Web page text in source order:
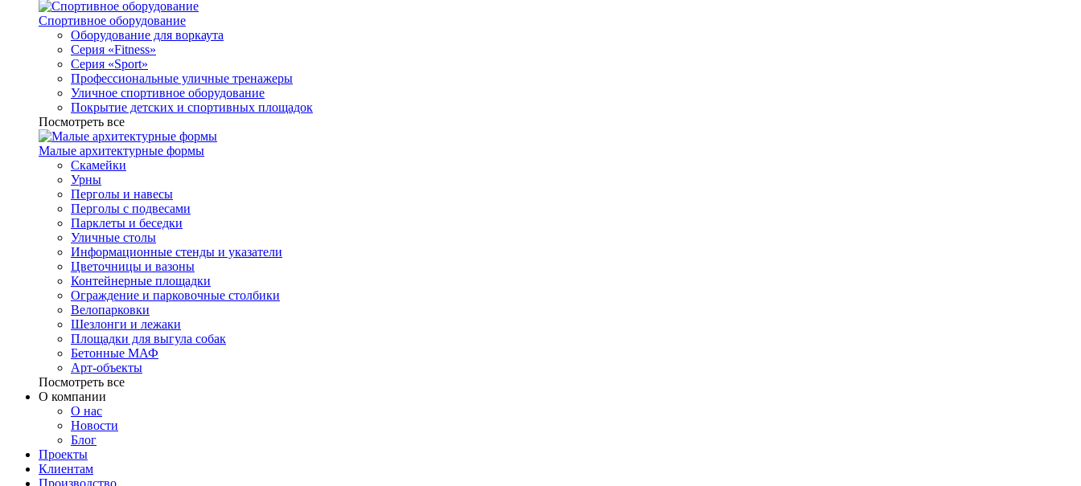
Спортивное оборудование
Оборудование для воркаута
Серия «Fitness»
Серия «Sport»
Профессиональные уличные тренажеры
Уличное спортивное оборудование
Покрытие детских и спортивных площадок
Посмотреть все
Малые архитектурные формы
Скамейки
Урны
Перголы и навесы
Перголы с подвесами
Парклеты и беседки
Уличные столы
Информационные стенды и указатели
Цветочницы и вазоны
Контейнерные площадки
Ограждение и парковочные столбики
Велопарковки
Шезлонги и лежаки
Площадки для выгула собак
Бетонные МАФ
Арт-объекты
Посмотреть все
О компании
О нас
Новости
Блог
Проекты
Клиентам